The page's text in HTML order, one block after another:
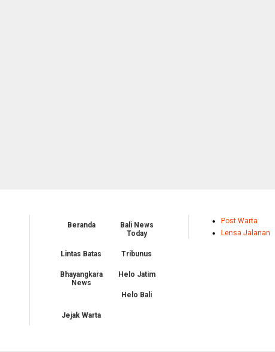
Beranda
Bali News
Today
Lintas Batas Tribunus
Bhayangkara
News
Helo Jatim
Helo Bali
Jejak Warta
Post Warta
Lensa Jalanan